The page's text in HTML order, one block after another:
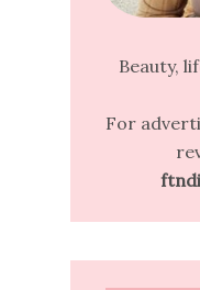
Beauty,
For